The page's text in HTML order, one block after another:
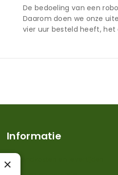
De bedoeling van een
Daarom doen we onze
vier uur besteld heeft, het
Informatie
Verzendkosten en levertijden
×